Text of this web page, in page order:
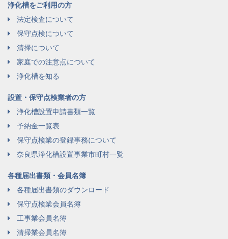
浄化槽をご利用の方
法定検査について
保守点検について
清掃について
家庭での注意点について
浄化槽を知る
設置・保守点検業者の方
浄化槽設置申請書類一覧
予納金一覧表
保守点検業の登録事務について
奈良県浄化槽設置事業市町村一覧
各種届出書類・会員名簿
各種届出書類のダウンロード
保守点検業会員名簿
工事業会員名簿
清掃業会員名簿